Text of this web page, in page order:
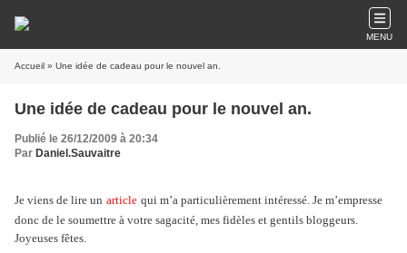
MENU
Accueil » Une idée de cadeau pour le nouvel an.
Une idée de cadeau pour le nouvel an.
Publié le 26/12/2009 à 20:34
Par Daniel.Sauvaitre
Je viens de lire un article qui m’a particulièrement intéressé. Je m’empresse
donc de le soumettre à votre sagacité, mes fidèles et gentils bloggeurs.
Joyeuses fêtes.